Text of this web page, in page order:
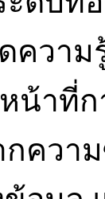
ความ
น้าที่
กคว